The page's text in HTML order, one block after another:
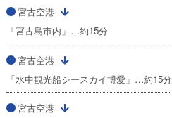
宮古空港
「宮古島市内」…約15分
宮古空港
「水中観光船シースカイ博愛」…約15分
宮古空港